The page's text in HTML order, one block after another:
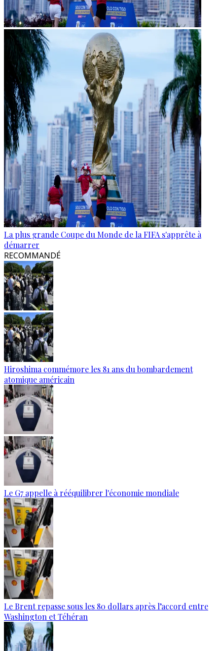
La plus grande Coupe du Monde de la FIFA s'apprête à
démarrer
RECOMMANDÉ
Hiroshima commémore les 81 ans du bombardement
atomique américain
Le G7 appelle à rééquilibrer l'économie mondiale
Le Brent repasse sous les 80 dollars après l’accord entre
Washington et Téhéran